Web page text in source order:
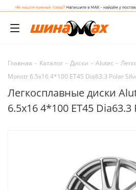
Главная - Каталог - Диски - Alutec -
Monstr 6.5x16 4*100 ET45 Dia63.3 Polar
Легкосплавные диски
6.5x16 4*100 ET45 Dia63.3